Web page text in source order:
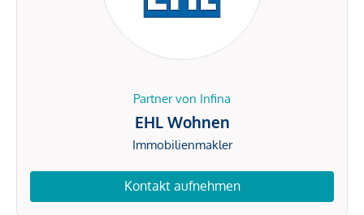
Partner von Infina
EHL Wohnen
Immobilienmakler
Kontakt aufnehmen